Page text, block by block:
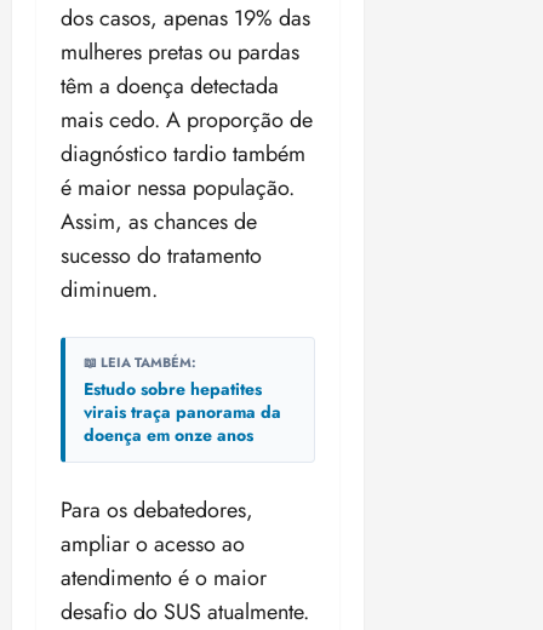
dos casos, apenas 19% das
mulheres pretas ou pardas
têm a doença detectada
mais cedo. A proporção de
diagnóstico tardio também
é maior nessa população.
Assim, as chances de
sucesso do tratamento
diminuem.
📖 LEIA TAMBÉM:
Estudo sobre hepatites
virais traça panorama da
doença em onze anos
Para os debatedores,
ampliar o acesso ao
atendimento é o maior
desafio do SUS atualmente.